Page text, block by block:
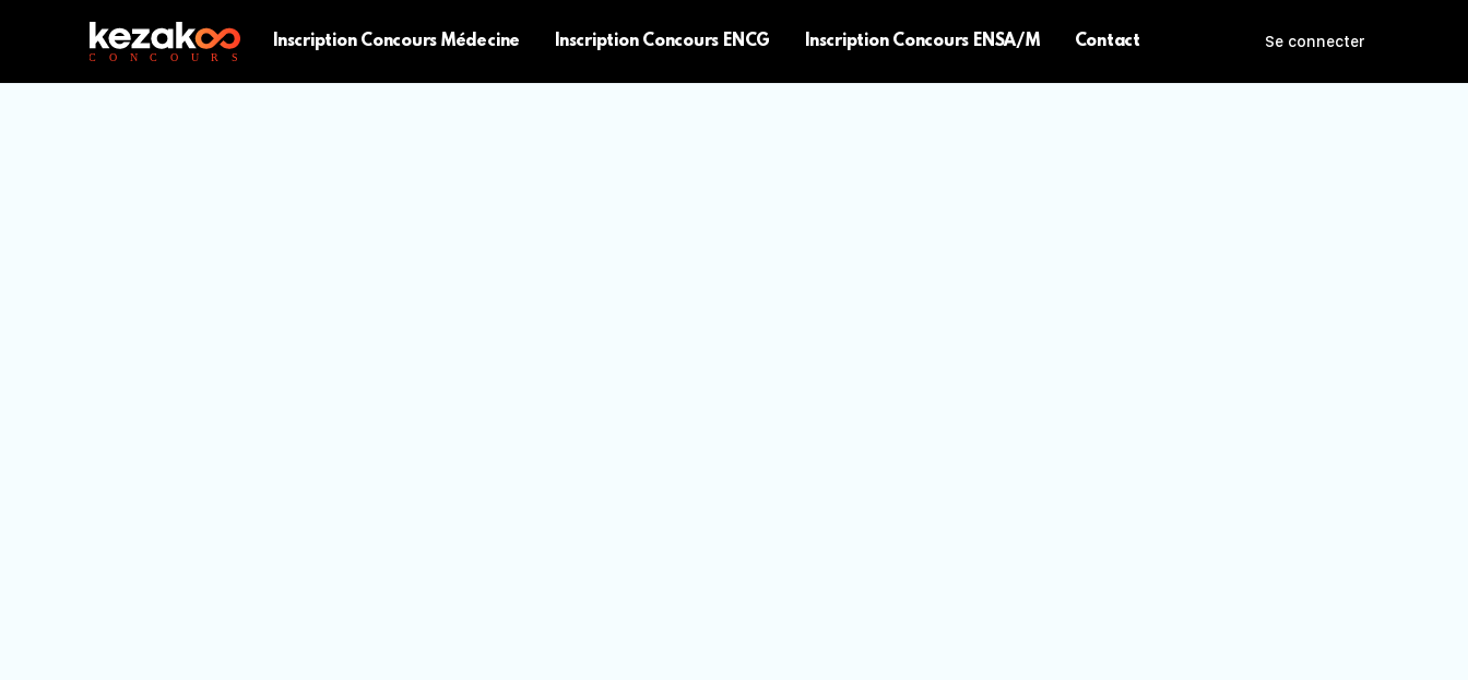
Inscription Concours Médecine Inscription Concours ENCG Inscription Concours ENSA/M Contact Se connecter